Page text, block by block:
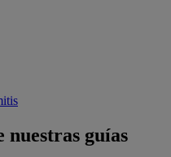
nuestras guías